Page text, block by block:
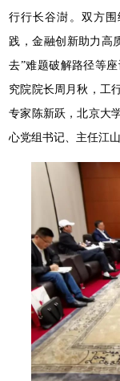
行行长谷澍。双方围
践，金融创新助力高
去”难题破解路径等
究院院长周月秋，工
专家陈新跃，北京大
心党组书记、主任江山